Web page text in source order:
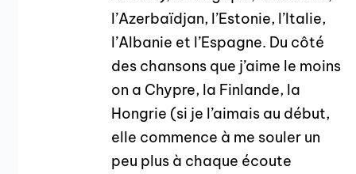
l’Azerbaïdjan, l’Estonie, l’Italie,
l’Albanie et l’Espagne. Du côté
des chansons que j’aime le moins
on a Chypre, la Finlande, la
Hongrie (si je l’aimais au début,
elle commence à me souler un
peu plus à chaque écoute